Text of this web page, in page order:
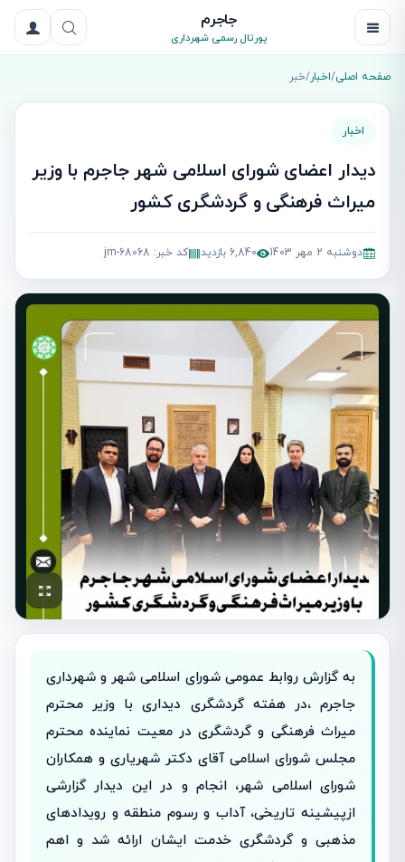
جاجرم
پورتال رسمی شهرداری
صفحه اصلی/اخبار/خبر
اخبار
دیدار اعضای شورای اسلامی شهر جاجرم با وزیر
میراث فرهنگی و گردشگری کشور
دوشنبه 2 مهر 1403 6,840 بازدید کد خبر: jm-68068
به گزارش روابط عمومی شورای اسلامی شهر و شهرداری
جاجرم ،در هفته گردشگری دیداری با وزیر محترم
میراث فرهنگی و گردشگری در معیت نماینده محترم
مجلس شورای اسلامی آقای دکتر شهریاری و همکاران
شورای اسلامی شهر، انجام و در این دیدار گزارشی
ازپیشینه تاریخی، آداب و رسوم منطقه و رویدادهای
مذهبی و گردشگری خدمت ایشان ارائه شد و اهم